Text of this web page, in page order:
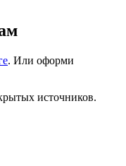
. Или оформи
источников.